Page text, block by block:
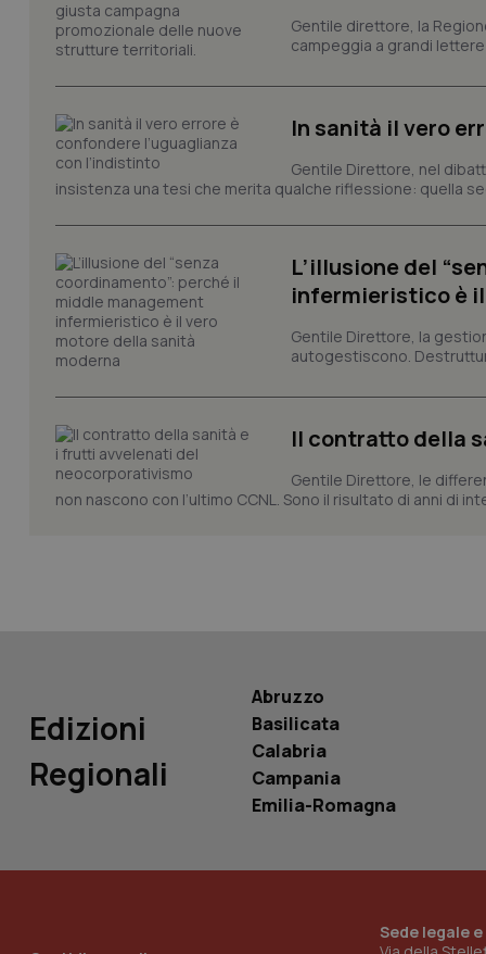
Gentile direttore, la
campeggia a grandi lettere
In sanità il vero
Gentile Direttore, nel
insistenza una tesi che merita qualche riflessione: quella
L’illusione del
infermieristico è
Gentile Direttore, la
autogestiscono.
Il contratto della
Gentile Direttore, le
non nascono con l’ultimo CCNL. Sono il risultato di anni di
Edizioni
Regionali
Abruzzo
Basilicata
Calabria
Campania
Emilia-Romagna
Sede legale
tracking-sites-
tracking-enable
tracking-sites-
PHPSESSID
_ga_KM60CM4NPH
__Secure-
ROLLOUT_TOKEN